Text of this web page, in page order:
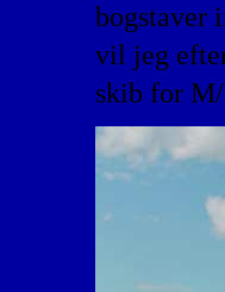
bogstaver
vil jeg
skib for